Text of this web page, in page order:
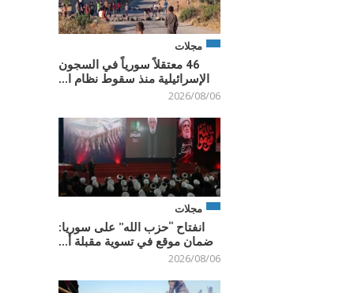
مجلات
46 معتقلاً سورياً في السجون
الإسرائيلية منذ سقوط نظام ا...
2026/08/06
مجلات
انفتاح “حزب الله” على سوريا:
ضمان موقع في تسوية مقبلة أ...
2026/08/06